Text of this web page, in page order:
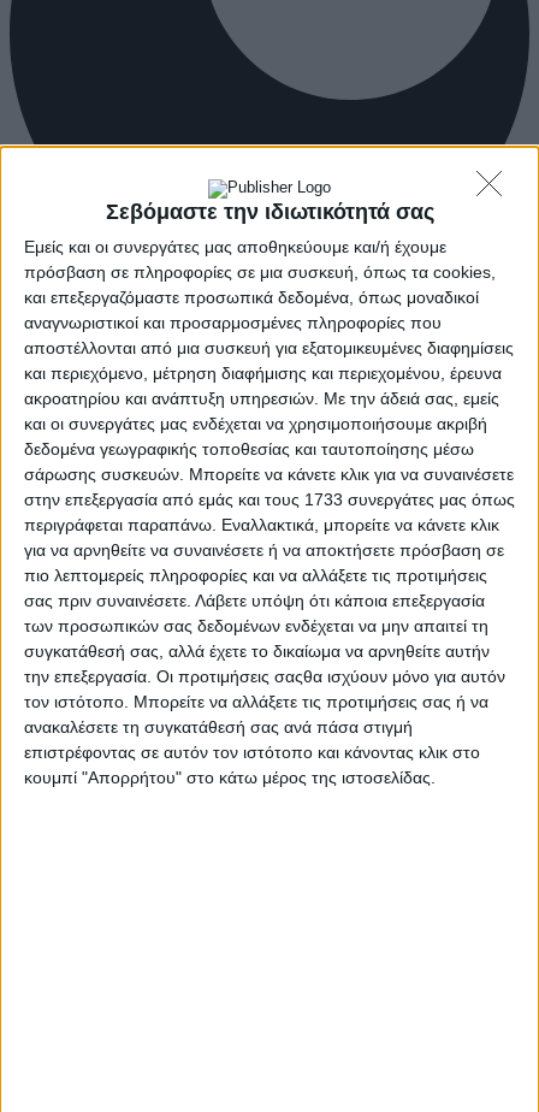
Σεβόμαστε την ιδιωτικότητά σας
Εμείς και οι συνεργάτες μας αποθηκεύουμε και/ή έχουμε
πρόσβαση σε πληροφορίες σε μια συσκευή, όπως τα cookies,
και επεξεργαζόμαστε προσωπικά δεδομένα, όπως μοναδικοί
αναγνωριστικοί και προσαρμοσμένες πληροφορίες που
αποστέλλονται από μια συσκευή για εξατομικευμένες διαφημίσεις
και περιεχόμενο, μέτρηση διαφήμισης και περιεχομένου, έρευνα
ακροατηρίου και ανάπτυξη υπηρεσιών. Με την άδειά σας, εμείς
και οι συνεργάτες μας ενδέχεται να χρησιμοποιήσουμε ακριβή
δεδομένα γεωγραφικής τοποθεσίας και ταυτοποίησης μέσω
σάρωσης συσκευών. Μπορείτε να κάνετε κλικ για να συναινέσετε
στην επεξεργασία από εμάς και τους 1733 συνεργάτες μας όπως
περιγράφεται παραπάνω. Εναλλακτικά, μπορείτε να κάνετε κλικ
για να αρνηθείτε να συναινέσετε ή να αποκτήσετε πρόσβαση σε
πιο λεπτομερείς πληροφορίες και να αλλάξετε τις προτιμήσεις
σας πριν συναινέσετε. Λάβετε υπόψη ότι κάποια επεξεργασία
των προσωπικών σας δεδομένων ενδέχεται να μην απαιτεί τη
συγκατάθεσή σας, αλλά έχετε το δικαίωμα να αρνηθείτε αυτήν
την επεξεργασία. Οι προτιμήσεις σαςθα ισχύουν μόνο για αυτόν
τον ιστότοπο. Μπορείτε να αλλάξετε τις προτιμήσεις σας ή να
ανακαλέσετε τη συγκατάθεσή σας ανά πάσα στιγμή
επιστρέφοντας σε αυτόν τον ιστότοπο και κάνοντας κλικ στο
κουμπί "Απορρήτου" στο κάτω μέρος της ιστοσελίδας.